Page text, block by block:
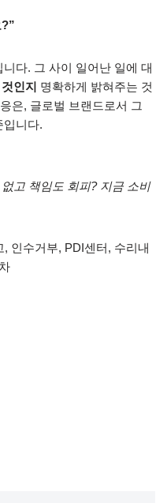
다. 그 사이 일어난 일에 대
인지 명확하게 밝혀주는 것
은, 글로벌 브랜드로서 그
입니다.
고 책임도 회피? 지금 소비
인수거부, PDI센터, 수리내